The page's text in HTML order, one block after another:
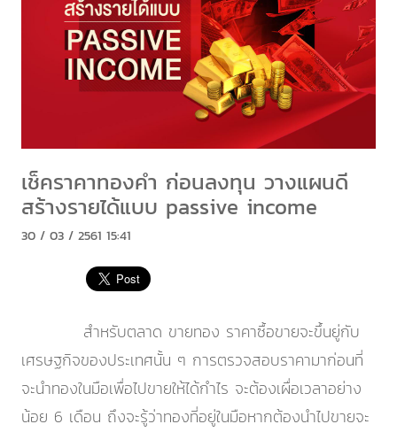
เช็คราคาทองคำ ก่อนลงทุน วางแผนดี
สร้างรายได้แบบ passive income
30 / 03 / 2561 15:41
สำหรับตลาด ขายทอง ราคาซื้อขายจะขึ้นยู่กับ
เศรษฐกิจของประเทศนั้น ๆ การตรวจสอบราคามาก่อนที่
จะนำทองในมือเพื่อไปขายให้ได้กำไร จะต้องเผื่อเวลาอย่าง
น้อย 6 เดือน ถึงจะรู้ว่าทองที่อยู่ในมือหากต้องนำไปขายจะ